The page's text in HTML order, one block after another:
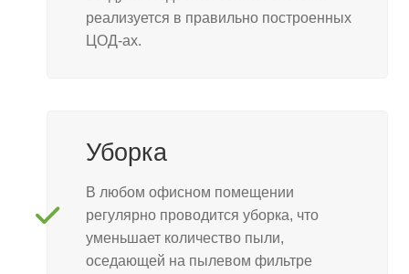
реализуется в правильно построенных
ЦОД-ах.
Уборка
В любом офисном помещении
регулярно проводится уборка, что
уменьшает количество пыли,
оседающей на пылевом фильтре